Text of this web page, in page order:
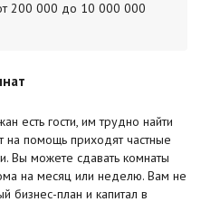
200 000 до 10 000 000
есть гости, им трудно найти
на помощь приходят частные
Вы можете сдавать комнаты
на месяц или неделю. Вам не
бизнес-план и капитал в